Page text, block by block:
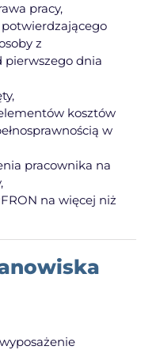
pracy,
z
pierwszego dnia
kosztów
w
pracownika na
na więcej niż